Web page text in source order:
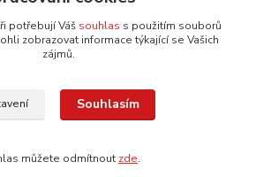
2024 Martha Black
potřebují Váš souhlas s použitím souborů
zobrazovat informace týkající se Vašich
zájmů.
Souhlasím
můžete odmítnout zde.